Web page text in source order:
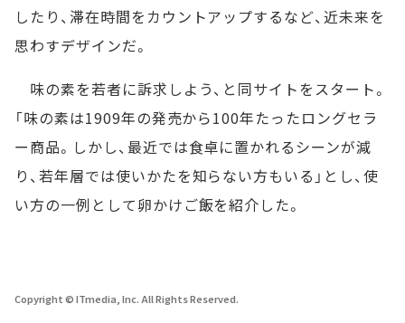
したり、滞在時間をカウントアップするなど、近未来を
思わすデザインだ。
味の素を若者に訴求しよう、と同サイトをスタート。
「味の素は1909年の発売から100年たったロングセラ
ー商品。しかし、最近では食卓に置かれるシーンが減
り、若年層では使いかたを知らない方もいる」とし、使
い方の一例として卵かけご飯を紹介した。
Copyright © ITmedia, Inc. All Rights Reserved.